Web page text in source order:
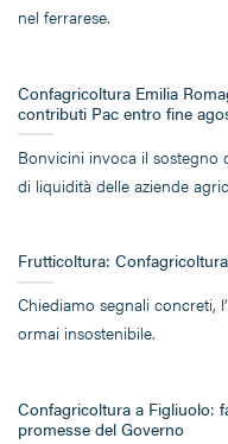
nel ferrarese.
Confagricoltura Emilia
contributi Pac entro fine
Bonvicini invoca il sostegno
di liquidità delle aziende
Frutticoltura:
Chiediamo segnali concreti,
ormai insostenibile.
Confagricoltura a Figliuolo:
promesse del Governo